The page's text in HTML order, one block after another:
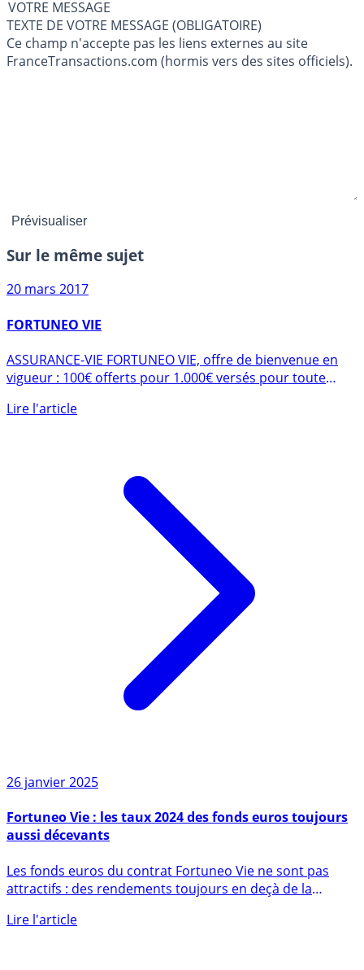
VOTRE MESSAGE
TEXTE DE VOTRE MESSAGE (OBLIGATOIRE)
Ce champ n'accepte pas les liens externes au site
FranceTransactions.com (hormis vers des sites officiels).
Sur le même sujet
ASSURANCE-VIE FORTUNEO VIE, offre de bienvenue en
vigueur : 100€ offerts pour 1.000€ versés pour toute
première (...)
Fortuneo Vie : les taux 2024 des fonds euros toujours
Les fonds euros du contrat Fortuneo Vie ne sont pas
attractifs : des rendements toujours en deçà de la
moyenne du (...)